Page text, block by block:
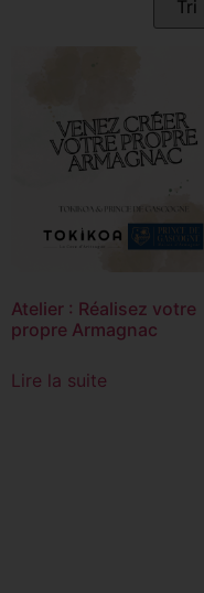
Atelier : Réalisez votre
propre Armagnac
Lire la suite